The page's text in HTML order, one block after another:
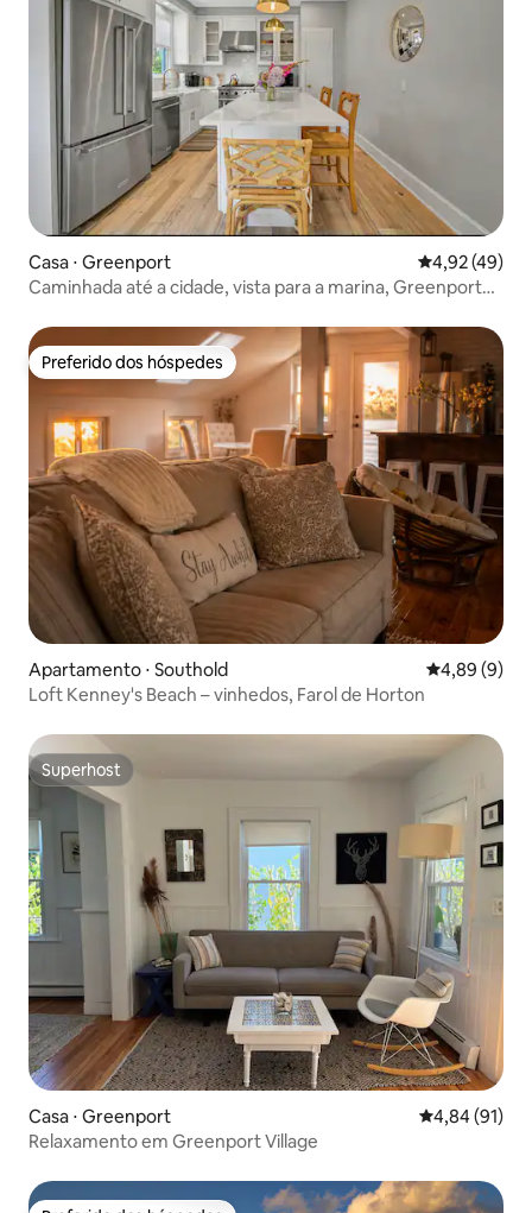
Casa ⋅ Greenport 4,92 de uma
4,92 (49)
Caminhada até a cidade, vista para a marina, Greenport
Preferido dos hóspedes
Preferido dos hóspedes
Apartamento ⋅ Southold 4,89 de uma
4,89 (9)
Loft Kenney's Beach – vinhedos, Farol de Horton
Superhost
Superhost
Casa ⋅ Greenport 4,84 de uma
4,84 (91)
Relaxamento em Greenport Village